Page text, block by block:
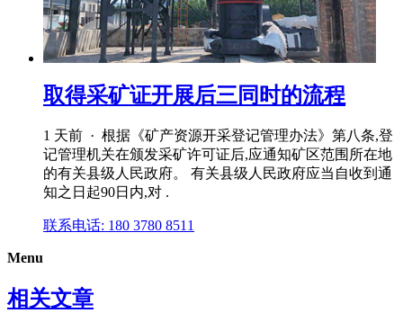
取得采矿证开展后三同时的流程
1 天前 · 根据《矿产资源开采登记管理办法》第八条,登
记管理机关在颁发采矿许可证后,应通知矿区范围所在地
的有关县级人民政府。 有关县级人民政府应当自收到通
知之日起90日内,对 .
联系电话: 180 3780 8511
Menu
相关文章